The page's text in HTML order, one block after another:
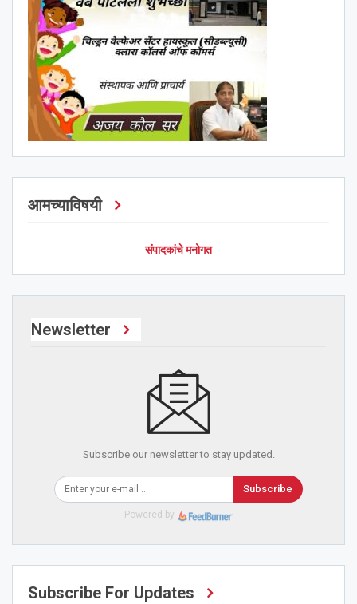
आमच्याविषयी
संपादकांचे मनोगत
Newsletter
Subscribe our newsletter to stay updated.
Subscribe
Powered by
Subscribe For Updates